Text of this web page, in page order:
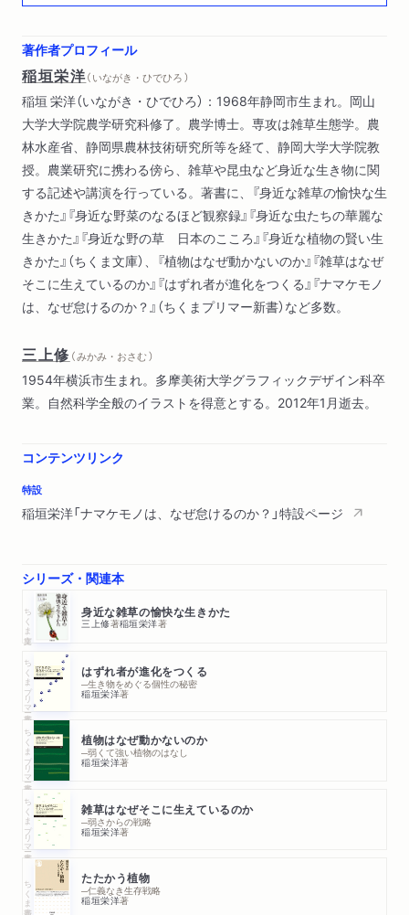
著作者プロフィール
稲垣栄洋（ いながき・ひでひろ ）
稲垣 栄洋（いながき・ひでひろ）：1968年静岡市生まれ。岡山
大学大学院農学研究科修了。農学博士。専攻は雑草生態学。農
林水産省、静岡県農林技術研究所等を経て、静岡大学大学院教
授。農業研究に携わる傍ら、雑草や昆虫など身近な生き物に関
する記述や講演を行っている。著書に、『身近な雑草の愉快な生
きかた』『身近な野菜のなるほど観察録』『身近な虫たちの華麗な
生きかた』『身近な野の草 日本のこころ』『身近な植物の賢い生
きかた』（ちくま文庫）、『植物はなぜ動かないのか』『雑草はなぜ
そこに生えているのか』『はずれ者が進化をつくる』『ナマケモノ
は、なぜ怠けるのか？』（ちくまプリマー新書）など多数。
三上修 （ みかみ・おさむ ）
1954年横浜市生まれ。多摩美術大学グラフィックデザイン科卒
業。自然科学全般のイラストを得意とする。2012年1月逝去。
コンテンツリンク
特設
稲垣栄洋「ナマケモノは、なぜ怠けるのか？」特設ページ
シリーズ・関連本
ちくま文庫 身近な雑草の愉快な生きかた
三上修著稲垣栄洋著
ちくまプリマー新書 はずれ者が進化をつくる
─生き物をめぐる個性の秘密
稲垣栄洋著
ちくまプリマー新書 植物はなぜ動かないのか
─弱くて強い植物のはなし
稲垣栄洋著
ちくまプリマー新書 雑草はなぜそこに生えているのか
─弱さからの戦略
稲垣栄洋著
ちくま新書 たたかう植物
─仁義なき生存戦略
稲垣栄洋著